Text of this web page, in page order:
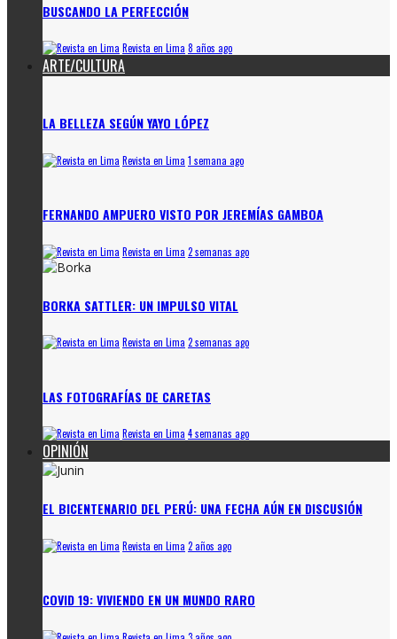
BUSCANDO LA PERFECCIÓN
Revista en Lima 8 años ago
ARTE/CULTURA
LA BELLEZA SEGÚN YAYO LÓPEZ
Revista en Lima 1 semana ago
FERNANDO AMPUERO VISTO POR JEREMÍAS GAMBOA
Revista en Lima 2 semanas ago
BORKA SATTLER: UN IMPULSO VITAL
Revista en Lima 2 semanas ago
LAS FOTOGRAFÍAS DE CARETAS
Revista en Lima 4 semanas ago
OPINIÓN
EL BICENTENARIO DEL PERÚ: UNA FECHA AÚN EN DISCUSIÓN
Revista en Lima 2 años ago
COVID 19: VIVIENDO EN UN MUNDO RARO